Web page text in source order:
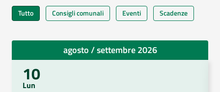
Tutto Consigli comunali Eventi Scadenze
agosto / settembre 2026
10
Lun